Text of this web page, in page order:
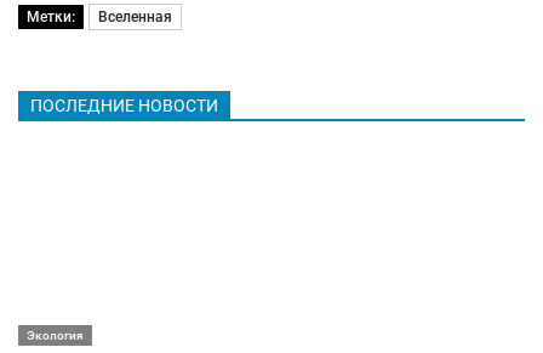
Метки: Вселенная
ПОСЛЕДНИЕ НОВОСТИ
Экология